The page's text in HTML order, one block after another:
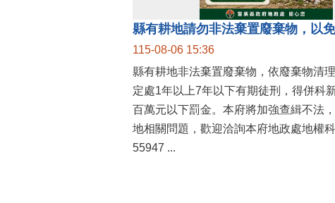
縣有耕地請勿非法棄置廢棄物，以
115-08-06 15:36
縣有耕地非法棄置廢棄物，依廢棄物清
定處1年以上7年以下有期徒刑，得併科
百萬元以下罰金。本府將加強查緝不法
地相關問題，歡迎洽詢本府地政處地權
55947 ...